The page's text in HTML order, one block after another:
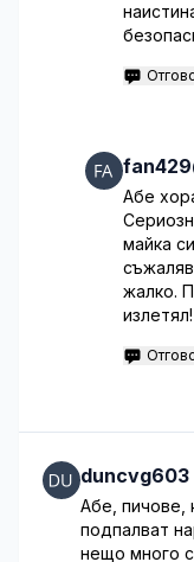
Абе
майка
жалко.
излетял!
duncvg603
Абе, пичове,
подпалват
нещо много